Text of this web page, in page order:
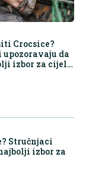
Crocsice?
upozoravaju da
izbor za cijeli
Stručnjaci
izbor za